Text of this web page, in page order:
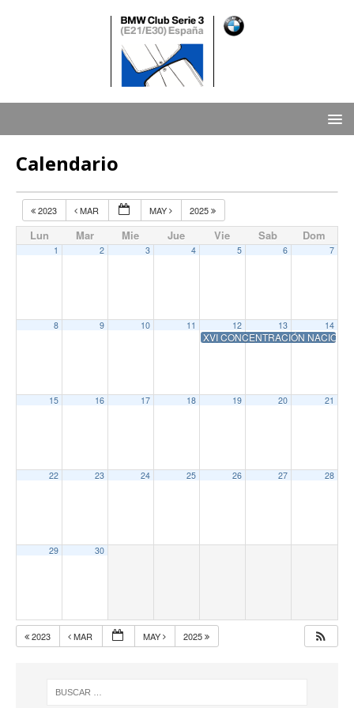
Calendario
2023 MAR MAY 2025
Lun Mar Mie Jue Vie Sab Dom
1 2 3 4 5 6 7
8 9 10 11 12
XVI CONCENTRACIÓN
13 14
15 16 17 18 19 20 21
22 23 24 25 26 27 28
29 30
2023 MAR MAY 2025